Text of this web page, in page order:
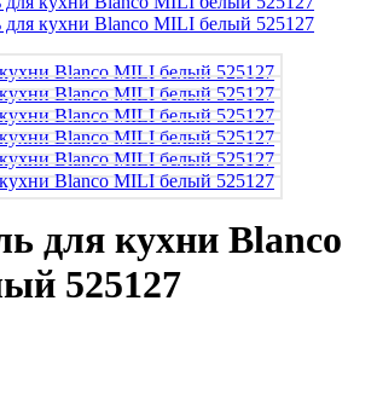
для кухни Blanco
525127